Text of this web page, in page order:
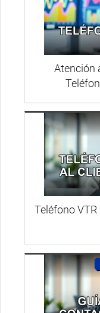
Atención
Teléfono